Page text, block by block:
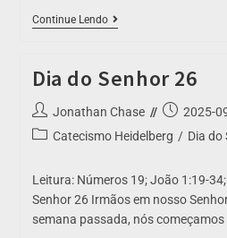
Continue Lendo
Dia do Senhor 26
Jonathan Chase
2025-
Catecismo Heidelberg / Dia do
Leitura: Números 19; João 1:19-
Senhor 26 Irmãos em nosso
semana passada, nós